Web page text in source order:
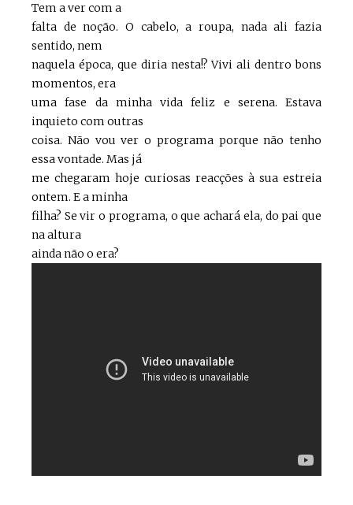
Tem a ver com a
falta de noção. O cabelo, a roupa, nada ali fazia
sentido, nem
naquela época, que diria nesta!? Vivi ali dentro bons
momentos, era
uma fase da minha vida feliz e serena. Estava
inquieto com outras
coisa. Não vou ver o programa porque não tenho
essa vontade. Mas já
me chegaram hoje curiosas reacções à sua estreia
ontem. E a minha
filha? Se vir o programa, o que achará ela, do pai que
na altura
ainda não o era?